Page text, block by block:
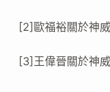
[2]歐福裕關於神
[3]王偉晉關於神